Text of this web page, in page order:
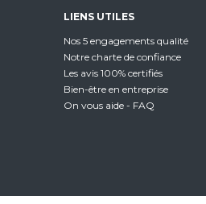
LIENS UTILES
Nos 5 engagements qualité
Notre charte de confiance
Les avis 100% certifiés
Bien-être en entreprise
On vous aide - FAQ